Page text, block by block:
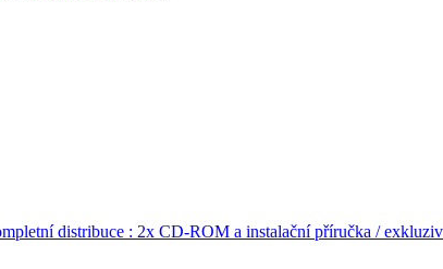
distribuce : 2x CD-ROM a instalační příručka /